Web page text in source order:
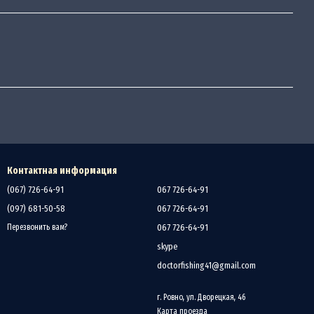
Контактная информация
(067) 726-64-91
(097) 681-50-58
Перезвонить вам?
067 726-64-91
067 726-64-91
067 726-64-91
skype
doctorfishing41@gmail.com
г. Ровно, ул. Дворецкая, 46
Карта проезда